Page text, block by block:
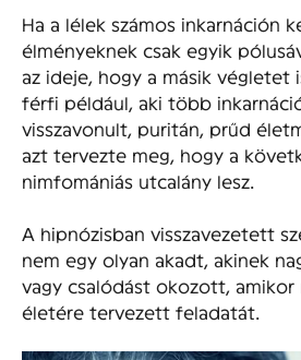
Ha a lélek számos inkarnáción
élményeknek csak egyik
az ideje, hogy a másik végletet
férfi például, aki több
visszavonult, puritán, prűd
azt tervezte meg, hogy a
nimfomániás utcalány lesz.
A hipnózisban visszavezetett
nem egy olyan akadt, akinek
vagy csalódást okozott,
életére tervezett feladatát.